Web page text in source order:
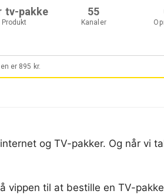
og TV-pakker. Og når vi
vippen til at bestille en TV-